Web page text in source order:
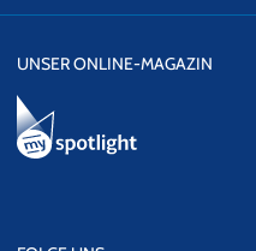
UNSER ONLINE-MAGAZIN